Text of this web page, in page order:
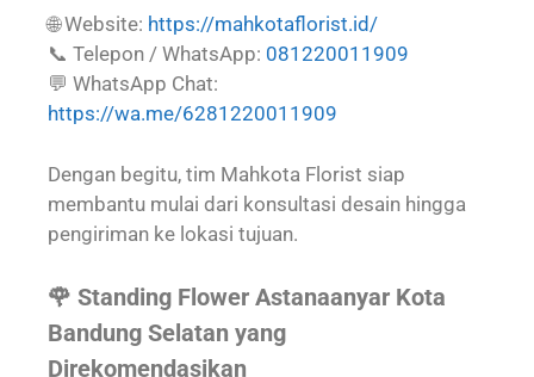
🌐 Website: https://mahkotaflorist.id/
📞 Telepon / WhatsApp: 081220011909
💬 WhatsApp Chat:
https://wa.me/6281220011909
Dengan begitu, tim Mahkota Florist siap
membantu mulai dari konsultasi desain hingga
pengiriman ke lokasi tujuan.
🌹 Standing Flower Astanaanyar Kota
Bandung Selatan yang
Direkomendasikan